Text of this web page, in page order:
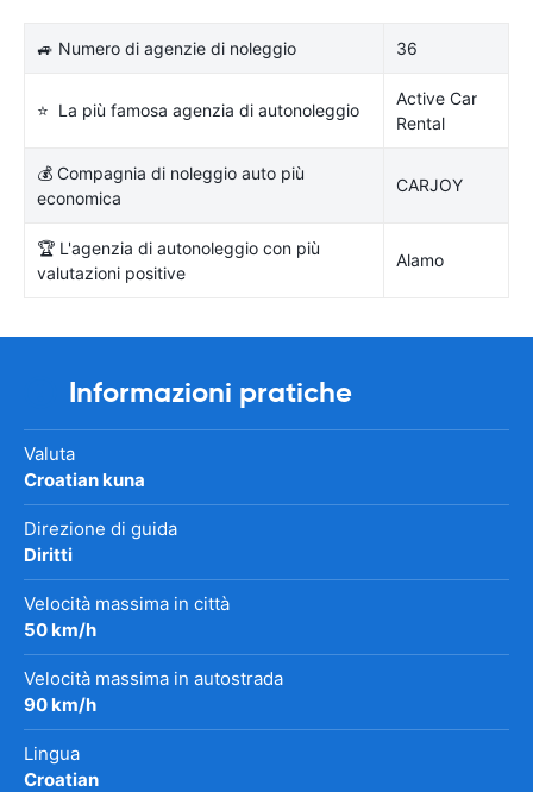
🚙 Numero di agenzie di noleggio 36
⭐ La più famosa agenzia di autonoleggio
Active Car
Rental
💰 Compagnia di noleggio auto più
economica
CARJOY
🏆 L'agenzia di autonoleggio con più
valutazioni positive
Alamo
Informazioni pratiche
Valuta
Croatian kuna
Direzione di guida
Diritti
Velocità massima in città
50 km/h
Velocità massima in autostrada
90 km/h
Lingua
Croatian